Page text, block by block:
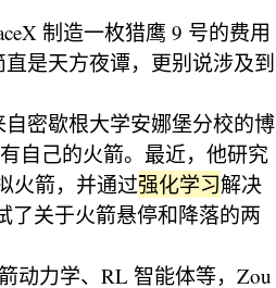
制造一枚猎鹰 9 号的费用
是天方夜谭，更别说涉及到
密歇根大学安娜堡分校的博
自己的火箭。最近，他研究
火箭，并通过强化学习解决
了关于火箭悬停和降落的两
动力学、RL 智能体等，Zou